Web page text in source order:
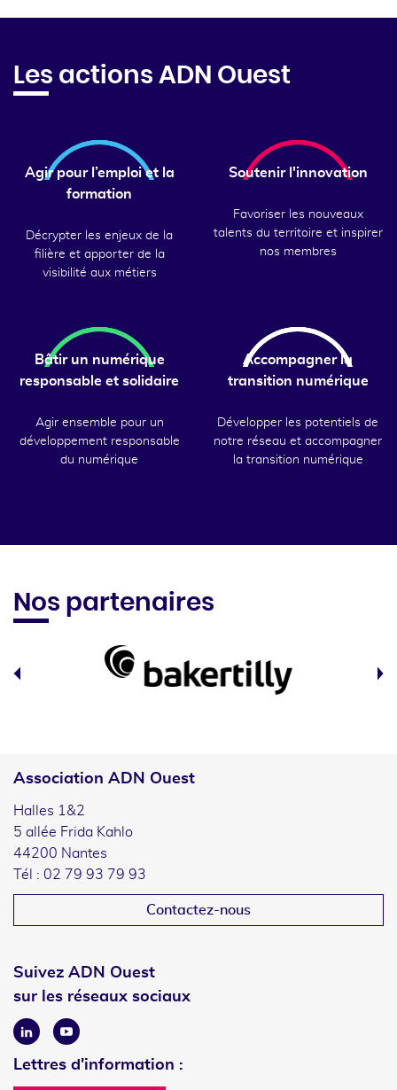
Les actions ADN Ouest
Agir pour l’emploi et la
formation
Décrypter les enjeux de la
filière et apporter de la
visibilité aux métiers
Soutenir l'innovation
Favoriser les nouveaux
talents du territoire et inspirer
nos membres
Bâtir un numérique
responsable et solidaire
Agir ensemble pour un
développement responsable
du numérique
Accompagner la
transition numérique
Développer les potentiels de
notre réseau et accompagner
la transition numérique
Nos partenaires
Association ADN Ouest
Halles 1&2
5 allée Frida Kahlo
44200 Nantes
Tél : 02 79 93 79 93
Contactez-nous
Suivez ADN Ouest
sur les réseaux sociaux
LinkedinYoutube
Lettres d'information :